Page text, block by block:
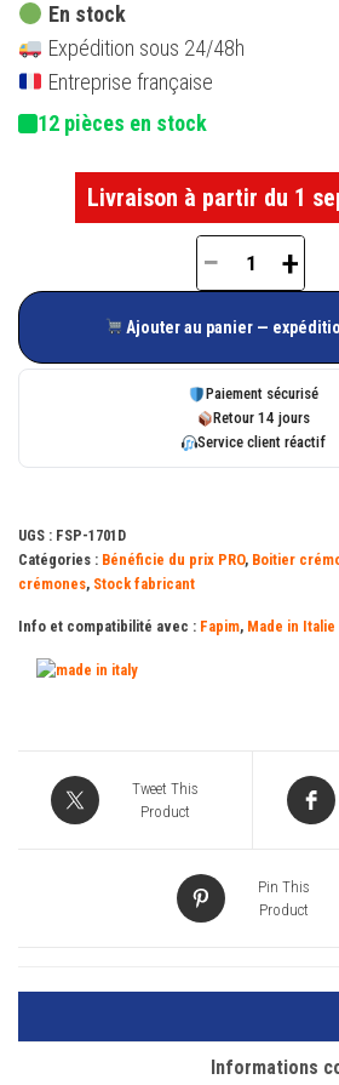
En stock
Expédition sous 24/48h
Entreprise française
12 pièces en stock
Livraison à partir du 1
quantité
Boitier
anti-
fausse
GBIA
GBID
− +
Ajouter au panier —
Paiement sécurisé
Retour 14 jours
Service client réactif
UGS : FSP-1701D
Catégories : Bénéficie du prix PRO, Boitier
crémones, Stock fabricant
Info et compatibilité avec : Fapim, Made in Italie
Tweet This
Product
Pin This
Product
Informations